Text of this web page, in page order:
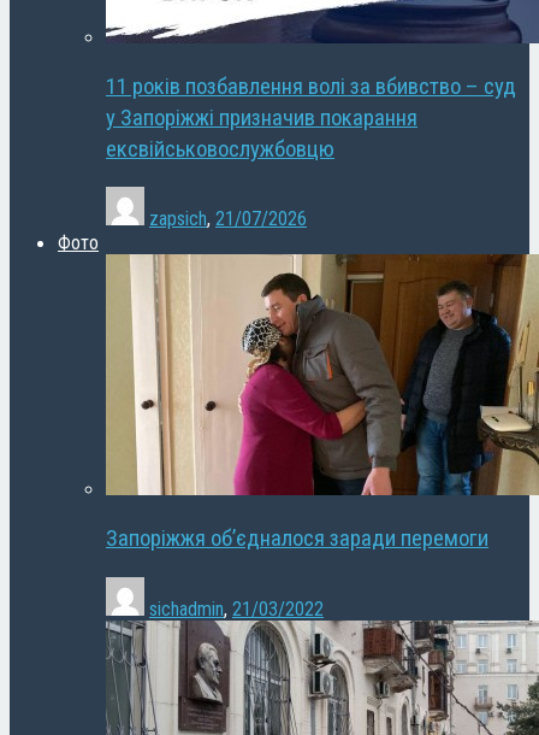
11 років позбавлення волі за вбивство – суд
у Запоріжжі призначив покарання
ексвійськовослужбовцю
zapsich, 21/07/2026
Фото
Запоріжжя об’єдналося заради перемоги
sichadmin, 21/03/2022